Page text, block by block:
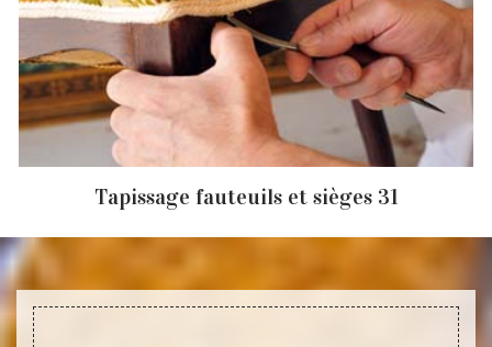
Tapissage fauteuils et sièges 31